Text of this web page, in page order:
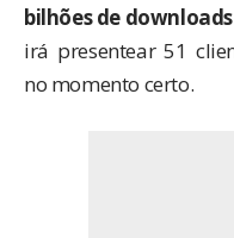
bilhões de downloads
irá presentear 51
no momento certo.